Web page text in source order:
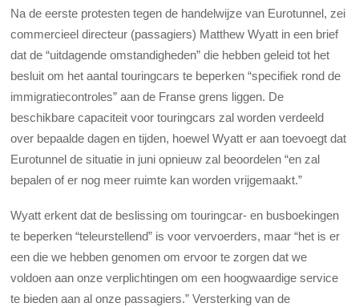
Na de eerste protesten tegen de handelwijze van Eurotunnel, zei
commercieel directeur (passagiers) Matthew Wyatt in een brief
dat de “uitdagende omstandigheden” die hebben geleid tot het
besluit om het aantal touringcars te beperken “specifiek rond de
immigratiecontroles” aan de Franse grens liggen. De
beschikbare capaciteit voor touringcars zal worden verdeeld
over bepaalde dagen en tijden, hoewel Wyatt er aan toevoegt dat
Eurotunnel de situatie in juni opnieuw zal beoordelen “en zal
bepalen of er nog meer ruimte kan worden vrijgemaakt.”
Wyatt erkent dat de beslissing om touringcar- en busboekingen
te beperken “teleurstellend” is voor vervoerders, maar “het is er
een die we hebben genomen om ervoor te zorgen dat we
voldoen aan onze verplichtingen om een ​​hoogwaardige service
te bieden aan al onze passagiers.” Versterking van de